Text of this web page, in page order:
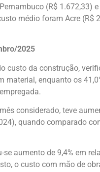
(R$ 1.672,33)
médio foram Acre (R$
2025
custo da construção,
material, enquanto os
considerado, teve
quando comparado
aumento de 9,4% em
o custo com mão de